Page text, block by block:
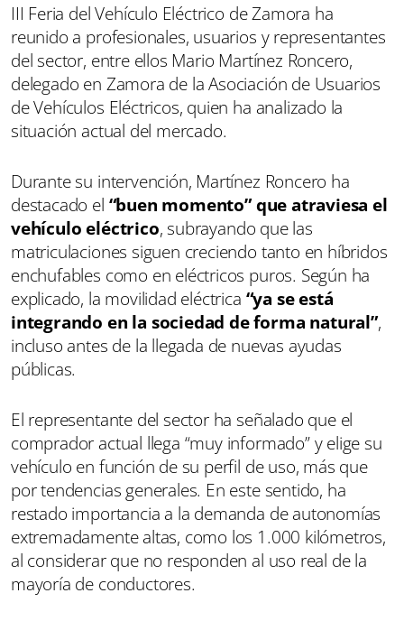
III Feria del Vehículo Eléctrico de Zamora ha
reunido a profesionales, usuarios y representantes
del sector, entre ellos Mario Martínez Roncero,
delegado en Zamora de la Asociación de Usuarios
de Vehículos Eléctricos, quien ha analizado la
situación actual del mercado.
Durante su intervención, Martínez Roncero ha
destacado el “buen momento” que atraviesa el
vehículo eléctrico, subrayando que las
matriculaciones siguen creciendo tanto en híbridos
enchufables como en eléctricos puros. Según ha
explicado, la movilidad eléctrica “ya se está
integrando en la sociedad de forma natural”,
incluso antes de la llegada de nuevas ayudas
públicas.
El representante del sector ha señalado que el
comprador actual llega “muy informado” y elige su
vehículo en función de su perfil de uso, más que
por tendencias generales. En este sentido, ha
restado importancia a la demanda de autonomías
extremadamente altas, como los 1.000 kilómetros,
al considerar que no responden al uso real de la
mayoría de conductores.